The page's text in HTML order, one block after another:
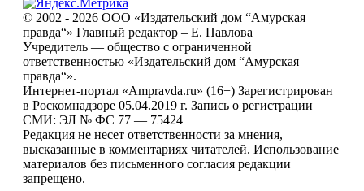
© 2002 - 2026 ООО «Издательский дом “Амурская
правда“» Главный редактор – Е. Павлова
Учредитель — общество с ограниченной
ответственностью «Издательский дом “Амурская
правда“».
Интернет-портал «Ampravda.ru» (16+) Зарегистрирован
в Роскомнадзоре 05.04.2019 г. Запись о регистрации
СМИ: ЭЛ № ФС 77 — 75424
Редакция не несет ответственности за мнения,
высказанные в комментариях читателей. Использование
материалов без письменного согласия редакции
запрещено.